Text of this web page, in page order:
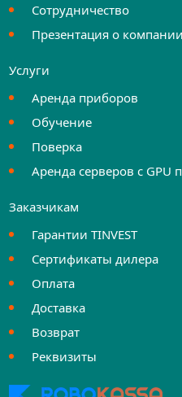
Сотрудничество
Презентация о компании
Услуги
Аренда приборов
Обучение
Поверка
Аренда серверов с GPU
Заказчикам
Гарантии TINVEST
Сертификаты дилера
Оплата
Доставка
Возврат
Реквизиты